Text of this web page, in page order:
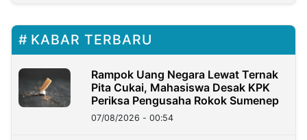
KABAR TERBARU
Rampok Uang Negara Lewat Ternak
Pita Cukai, Mahasiswa Desak KPK
Periksa Pengusaha Rokok Sumenep
07/08/2026 - 00:54